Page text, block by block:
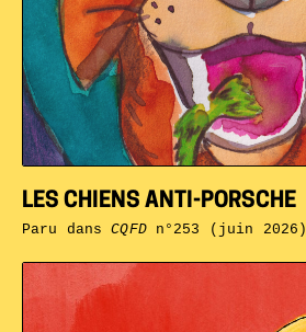
LES CHIENS ANTI-PORSCHE
Paru dansCQFDn°253 (juin 2026)